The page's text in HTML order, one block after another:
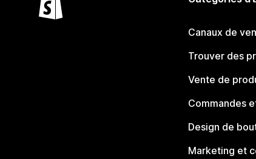
Canaux de
Trouver des
Vente de
Commandes
Design de
Marketing et